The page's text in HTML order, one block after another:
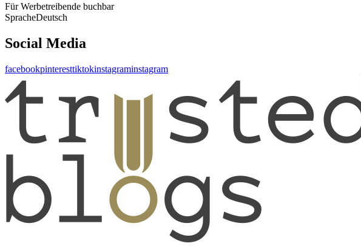
Für Werbetreibende buchbar
SpracheDeutsch
Social Media
facebookpinteresttiktokinstagraminstagram